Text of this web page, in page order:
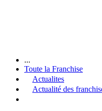
...
Toute la Franchise
Actualites
Actualité des